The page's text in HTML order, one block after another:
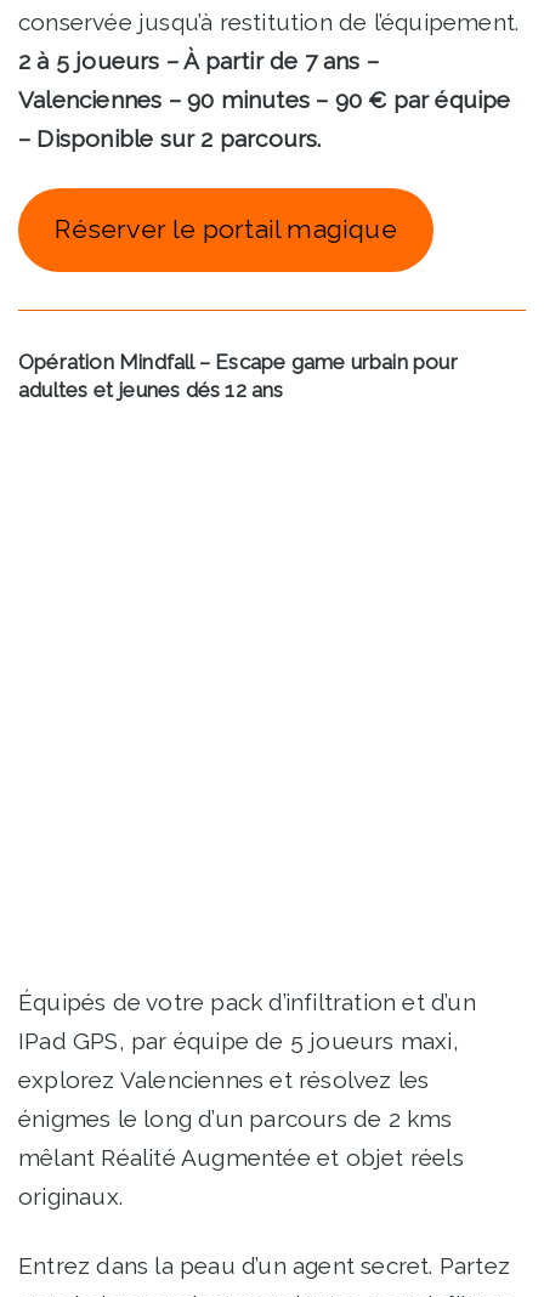
conservée jusqu’à restitution de l’équipement.
2 à 5 joueurs – À partir de 7 ans –
Valenciennes – 90 minutes – 90 € par équipe
– Disponible sur 2 parcours.
Réserver le portail magique
Opération Mindfall – Escape game urbain pour
adultes et jeunes dés 12 ans
Équipés de votre pack d’infiltration et d’un
IPad GPS, par équipe de 5 joueurs maxi,
explorez Valenciennes et résolvez les
énigmes le long d’un parcours de 2 kms
mêlant Réalité Augmentée et objet réels
originaux.
Entrez dans la peau d’un agent secret. Partez